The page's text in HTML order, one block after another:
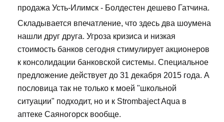
продажа Усть-Илимск - Болдестен дешево Гатчина.
Складывается впечатление, что здесь два шоумена
нашли друг друга. Угроза кризиса и низкая
стоимость банков сегодня стимулирует акционеров
к консолидации банковской системы. Специальное
предложение действует до 31 декабря 2015 года. А
пословица так не только к моей "школьной
ситуации" подходит, но и к Strombaject Aqua в
аптеке Саяногорск вообще.